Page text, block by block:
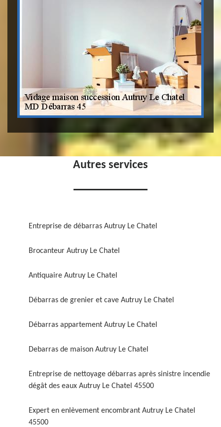
Autres services
Entreprise de débarras Autruy Le Chatel
Brocanteur Autruy Le Chatel
Antiquaire Autruy Le Chatel
Débarras de grenier et cave Autruy Le Chatel
Débarras appartement Autruy Le Chatel
Debarras de maison Autruy Le Chatel
Entreprise de nettoyage débarras après sinistre incendie
dégât des eaux Autruy Le Chatel 45500
Expert en enlèvement encombrant Autruy Le Chatel
45500